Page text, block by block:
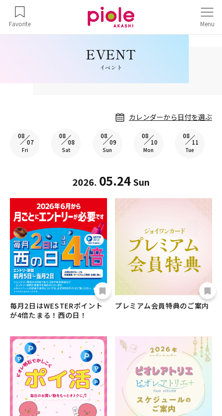
Favorite Menu
イベント
カレンダーから日付を選ぶ
08
07
Fri
08
08
Sat
08
09
Sun
08
10
Mon
08
11
Tue
2026. 05.24Sun
毎月2日はWESTERポイント
が4倍たまる！西の日！
プレミアム会員特典のご案内